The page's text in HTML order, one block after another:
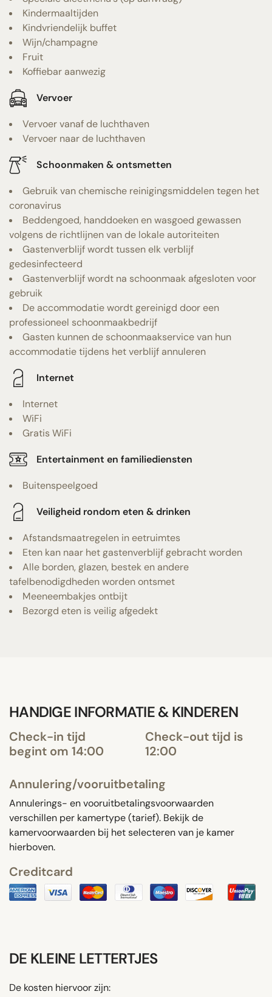
Kindermaaltijden
Kindvriendelijk buffet
Wijn/champagne
Fruit
Koffiebar aanwezig
Vervoer
Vervoer vanaf de luchthaven
Vervoer naar de luchthaven
Schoonmaken & ontsmetten
Gebruik van chemische reinigingsmiddelen tegen het
coronavirus
Beddengoed, handdoeken en wasgoed gewassen
volgens de richtlijnen van de lokale autoriteiten
Gastenverblijf wordt tussen elk verblijf
gedesinfecteerd
Gastenverblijf wordt na schoonmaak afgesloten voor
gebruik
De accommodatie wordt gereinigd door een
professioneel schoonmaakbedrijf
Gasten kunnen de schoonmaakservice van hun
accommodatie tijdens het verblijf annuleren
Internet
Internet
WiFi
Gratis WiFi
Entertainment en familiediensten
Buitenspeelgoed
Veiligheid rondom eten & drinken
Afstandsmaatregelen in eetruimtes
Eten kan naar het gastenverblijf gebracht worden
Alle borden, glazen, bestek en andere
tafelbenodigdheden worden ontsmet
Meeneembakjes ontbijt
Bezorgd eten is veilig afgedekt
HANDIGE INFORMATIE & KINDEREN
Check-in tijd
begint om 14:00
Check-out tijd is
12:00
Annulering/vooruitbetaling
Annulerings- en vooruitbetalingsvoorwaarden
verschillen per kamertype (tarief). Bekijk de
kamervoorwaarden bij het selecteren van je kamer
hierboven.
Creditcard
DE KLEINE LETTERTJES
De kosten hiervoor zijn: